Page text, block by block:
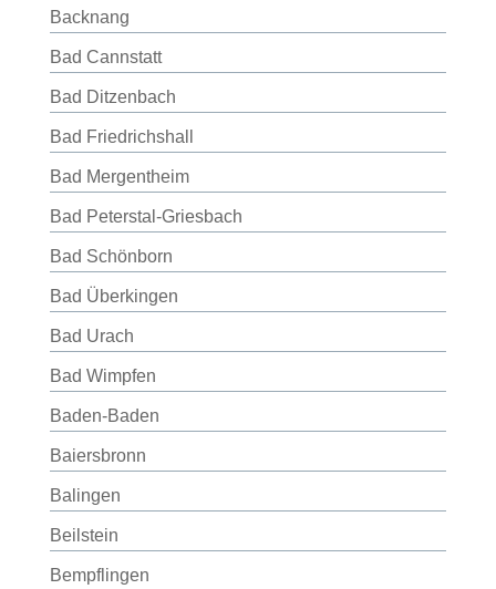
Backnang
Bad Cannstatt
Bad Ditzenbach
Bad Friedrichshall
Bad Mergentheim
Bad Peterstal-Griesbach
Bad Schönborn
Bad Überkingen
Bad Urach
Bad Wimpfen
Baden-Baden
Baiersbronn
Balingen
Beilstein
Bempflingen